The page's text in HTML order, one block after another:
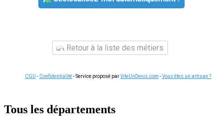
Retour à la liste des métiers
CGU - Confidentialité- Service proposé parViteUnDevis.com -Vous êtes un artisan ?
Tous les départements